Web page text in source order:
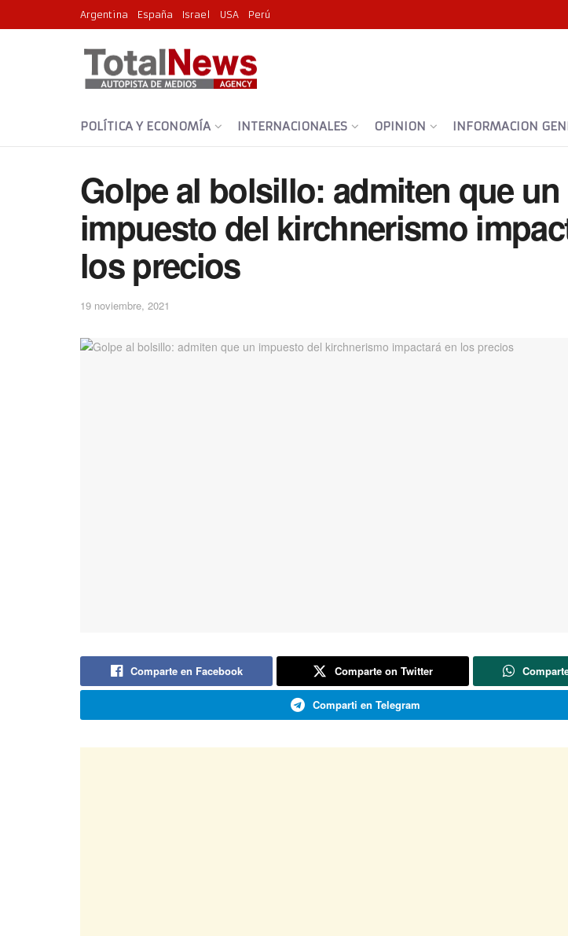
Argentina España Israel USA Perú
POLÍTICA Y ECONOMÍA INTERNACIONALES OPINION INFORMACION
Golpe al bolsillo: admiten que un
impuesto del kirchnerismo
los precios
19 noviembre, 2021
Comparte en Facebook Comparte on Twitter
Comparti en Telegram